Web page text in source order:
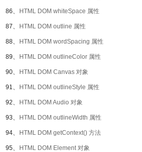
86、 HTML DOM whiteSpace 属性
87、 HTML DOM outline 属性
88、 HTML DOM wordSpacing 属性
89、 HTML DOM outlineColor 属性
90、 HTML DOM Canvas 对象
91、 HTML DOM outlineStyle 属性
92、 HTML DOM Audio 对象
93、 HTML DOM outlineWidth 属性
94、 HTML DOM getContext() 方法
95、 HTML DOM Element 对象